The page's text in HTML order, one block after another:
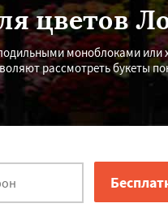
цветов
моноблоками или
рассмотреть букеты